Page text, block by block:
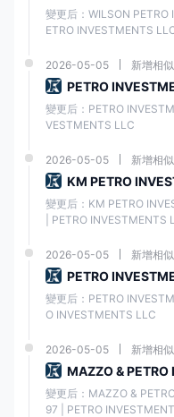
槓桿作用
1:500.這種慷慨的槓桿比率為
放大利潤和損失。憑藉如此巨
資進入更大的市場份額，從而
化。然而，對於交易者來說，
要，因為更高的槓桿率也意味
點差和佣金
在考慮交易成本時，必須同時
類型提供不同的定價結構。標
另一方面，專業賬戶的點差更
專業賬戶可能涉及佣金。原始
佣金，而零賬戶收取每手每手
非交易費用
變更后：WILSON
ETRO INVESTMENTS
2026-05-05 新增相
PETRO
變更后：PETRO
VESTMENTS LLC
2026-05-05 新增相
KM PETRO
變更后：KM PETRO
| PETRO INVESTMENTS
2026-05-05 新增相
PETRO
變更后：PETRO
O INVESTMENTS LLC
2026-05-05 新增相
MAZZO & PETRO
變更后：MAZZO &
97 | PETRO